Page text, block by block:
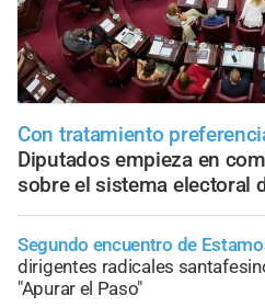
Con tratamiento
Diputados empieza en
sobre el sistema electoral
Segundo encuentro de
dirigentes radicales
"Apurar el Paso"